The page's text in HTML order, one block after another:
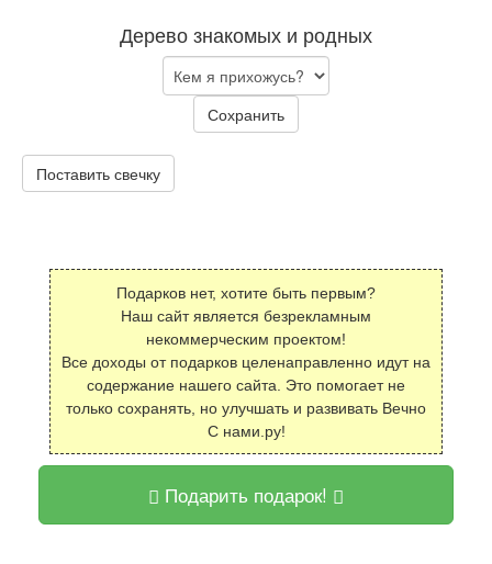
Дерево знакомых и родных
Сохранить
Поставить свечку
Подарков нет, хотите быть первым?
Наш сайт является безрекламным
некоммерческим проектом!
Все доходы от подарков целенаправленно идут на
содержание нашего сайта. Это помогает не
только сохранять, но улучшать и развивать Вечно
С нами.ру!
Подарить подарок!